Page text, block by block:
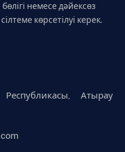
немесе дәйексөз
көрсетілуі керек.
Атырау